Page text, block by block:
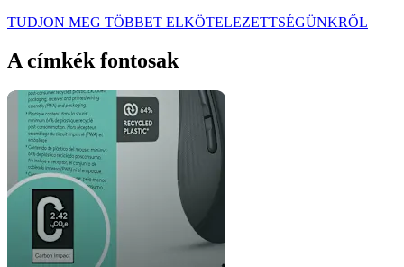
TUDJON MEG TÖBBET ELKÖTELEZETTSÉGÜNKRŐL
A címkék fontosak